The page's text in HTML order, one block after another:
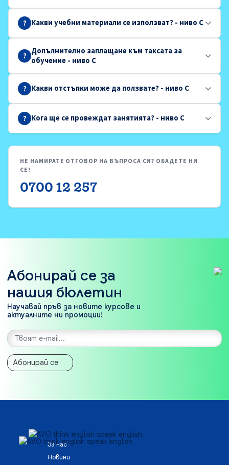
? Какви учебни материали се използват? - ниво C
?
Допълнително заплащане към таксата за
обучение - ниво C
? Какви отстъпки може да ползвате? - ниво C
? Кога ще се провеждат занятията? - ниво C
НЕ НАМИРАТЕ ОТГОВОР НА ВЪПРОСА СИ? ОБАДЕТЕ НИ
СЕ!
0700 12 257
Абонирай се за
нашия бюлетин
Научавай пръв за новите курсове и
актуалните ни промоции!
Абонирай се
За нас
Новини